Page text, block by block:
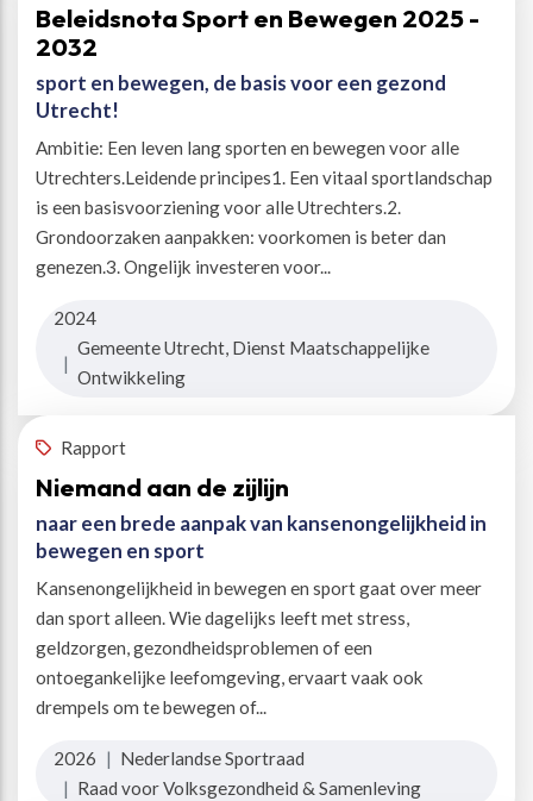
Beleidsnota Sport en Bewegen 2025 -
2032
sport en bewegen, de basis voor een gezond
Utrecht!
Ambitie: Een leven lang sporten en bewegen voor alle
Utrechters.Leidende principes1. Een vitaal sportlandschap
is een basisvoorziening voor alle Utrechters.2.
Grondoorzaken aanpakken: voorkomen is beter dan
genezen.3. Ongelijk investeren voor...
2024
|
Gemeente Utrecht, Dienst Maatschappelijke
Ontwikkeling
Rapport
Niemand aan de zijlijn
naar een brede aanpak van kansenongelijkheid in
bewegen en sport
Kansenongelijkheid in bewegen en sport gaat over meer
dan sport alleen. Wie dagelijks leeft met stress,
geldzorgen, gezondheidsproblemen of een
ontoegankelijke leefomgeving, ervaart vaak ook
drempels om te bewegen of...
2026 | Nederlandse Sportraad
| Raad voor Volksgezondheid & Samenleving